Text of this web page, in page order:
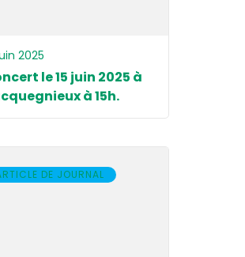
2025
le 15 juin 2025 à
à 15h.
DE JOURNAL